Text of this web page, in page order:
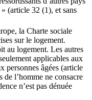
(article 32 (1), et sans
la Charte sociale
sur le logement.
au logement. Les autres
applicables aux
personnes âgées (article
l’homme ne consacre
n’est pas dénuée